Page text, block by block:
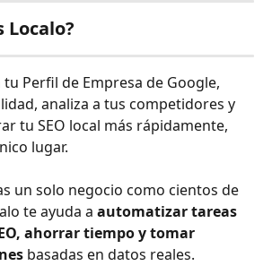
Localo?
Perfil de Empresa de Google,
analiza a tus competidores y
tu SEO local más rápidamente,
lugar.
un solo negocio como cientos de
te ayuda a automatizar tareas
ahorrar tiempo y tomar
basadas en datos reales.